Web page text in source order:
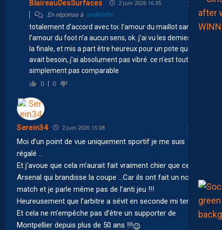
BlaireauDesSurfaces 2 juin 2026 16:35
En réponse à jardelinho
totalement d’accord avec toi: l’amour du maillot sans
l’amour du foot n’a aucun sens, ok. j’ai vu les demies et
la finale, et mis a part être heureux pour un pote qui en
avait besoin, j’ai absolument pas vibré. ce n’est tout
simplement pas comparable
0 0
Serein34 2 juin 2026 15:08
Moi d’un point de vue uniquement sportif je me suis
régalé …
Et j’avoue que cela m’aurait fait vraiment chier que ce soit
Arsenal qui brandisse la coupe …Car ils ont fait un non
match et je parle même pas de l’anti jeu !!!
Heureusement que l’arbitre a sévit en seconde mi temps .
Et cela ne m’empêche pas d’être un supporter de
Montpellier depuis plus de 50 ans !!!😉